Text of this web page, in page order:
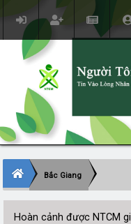
Bắc Giang
Hoàn cảnh được NTCM